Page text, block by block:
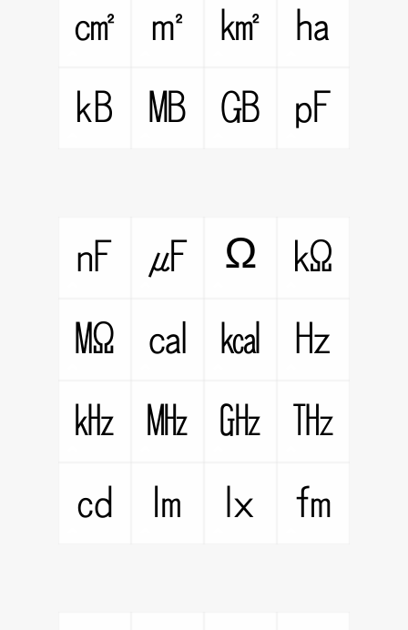
㎠
㎡ ㎢
㏊
㎅
㎆ ㎇ ㎊
㎋ ㎌ Ω
㏀
㏁
㎈ ㎉
㎐
㎑
㎒ ㎓
㎔
㏅
㏐ ㏓ ㎙